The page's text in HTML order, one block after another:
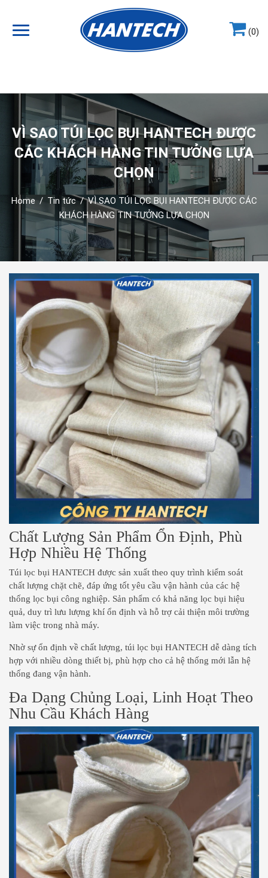
(0)
VÌ SAO TÚI LỌC BỤI HANTECH ĐƯỢC
CÁC KHÁCH HÀNG TIN TƯỞNG LỰA
CHỌN
Home / Tin tức / VÌ SAO TÚI LỌC BỤI HANTECH ĐƯỢC CÁC
KHÁCH HÀNG TIN TƯỞNG LỰA CHỌN
Chất Lượng Sản Phẩm Ổn Định, Phù
Hợp Nhiều Hệ Thống
Túi lọc bụi HANTECH được sản xuất theo quy trình kiểm soát
chất lượng chặt chẽ, đáp ứng tốt yêu cầu vận hành của các hệ
thống lọc bụi công nghiệp. Sản phẩm có khả năng lọc bụi hiệu
quả, duy trì lưu lượng khí ổn định và hỗ trợ cải thiện môi trường
làm việc trong nhà máy.
Nhờ sự ổn định về chất lượng, túi lọc bụi HANTECH dễ dàng tích
hợp với nhiều dòng thiết bị, phù hợp cho cả hệ thống mới lẫn hệ
thống đang vận hành.
Đa Dạng Chủng Loại, Linh Hoạt Theo
Nhu Cầu Khách Hàng